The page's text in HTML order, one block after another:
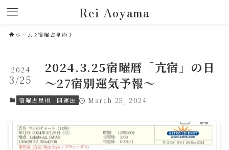
Rei Aoyama
ホーム 宿曜占星術
2024.3.25宿曜暦「亢宿」の日
～27宿別運気予報～
2024
3/25
宿曜占星術 開運法 March 25, 2024